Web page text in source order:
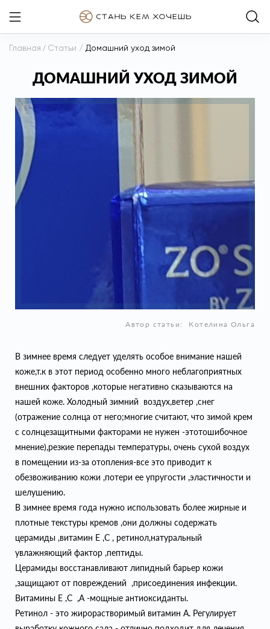
Главная / Статьи / Домашний уход зимой
ДОМАШНИЙ УХОД ЗИМОЙ
Автор статьи: Котелина Ольга
В зимнее время следует уделять особое внимание нашей
коже,т.к в этот период особенно много неблагоприятных
внешних факторов ,которые негативно сказываются на
нашей коже. Холодный зимний воздух,ветер ,снег
(отражение солнца от него;многие считают, что зимой крем
с солнцезащитными факторами не нужен -этотошибочное
мнение),резкие перепады температуры, очень сухой воздух
в помещении из-за отопления-все это приводит к
обезвоживанию кожи ,потери ее упругости ,эластичности и
шелушению.
В зимнее время года нужно использовать более жирные и
плотные текстуры кремов ,они должны содержать
церамиды ,витамин Е ,С , ретинол,натуральный
увлажняющий фактор ,пептиды.
Церамиды восстанавливают липидный барьер кожи
,защищают от повреждений ,присоединения инфекции.
Витамины Е ,С ,А -мощные антиоксиданты.
Ретинол - это жирорастворимый витамин А. Регулирует